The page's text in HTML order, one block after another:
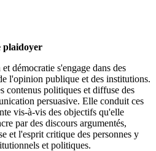
plaidoyer
démocratie s'engage dans des
l'opinion publique et des institutions.
contenus politiques et diffuse des
persuasive. Elle conduit ces
vis-à-vis des objectifs qu'elle
par des discours argumentés,
et l'esprit critique des personnes y
et politiques.